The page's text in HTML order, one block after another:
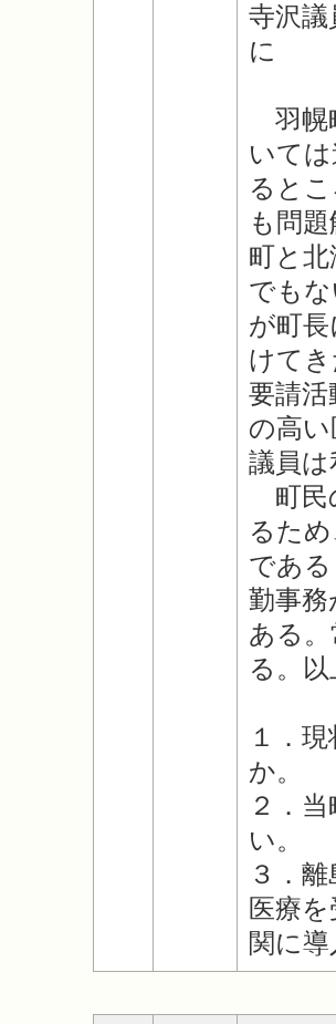
寺沢
に
羽幌
いて
ると
も問
町と
でも
が町
けて
要請
の高
議員
町民
るた
であ
勤事
ある
る。
１．
か。
２．
い。
３．
医療
関に